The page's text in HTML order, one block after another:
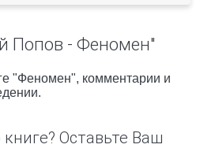
Попов - Феномен"
"Феномен", комментарии и
Оставьте Ваш